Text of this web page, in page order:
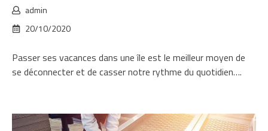
admin
20/10/2020
Passer ses vacances dans une île est le meilleur moyen de
se déconnecter et de casser notre rythme du quotidien….